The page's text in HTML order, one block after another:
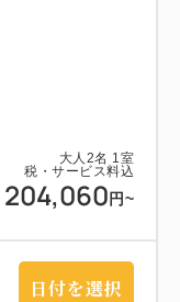
大人 2名 1 室
税・サービス料込
204,060 円~
日付を選択